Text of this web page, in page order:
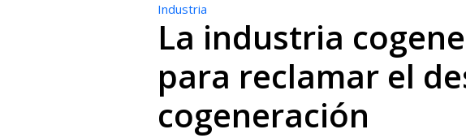
Industria
La industria
para reclamar el
cogeneración